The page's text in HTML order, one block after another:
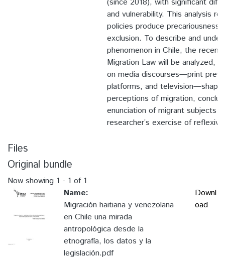
and vulnerability. This analysis
policies produce precariousness
exclusion. To describe and
phenomenon in Chile, the
Migration Law will be analyzed,
on media discourses—print
platforms, and
perceptions of migration,
enunciation of migrant subjects
researcher’s exercise of
Files
Original bundle
Now showing 1 - 1 of 1
Name:
Migración haitiana y venezolana
en Chile una mirada
antropológica desde la
etnografía, los datos y la
legislación.pdf
Downl
oad